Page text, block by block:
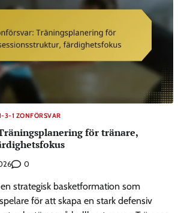
3-1 ZONFÖRSVAR
för tränare,
0
strategisk basketformation som
för att skapa en stark defensiv